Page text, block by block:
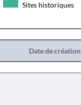
Sites historiques
Date de création